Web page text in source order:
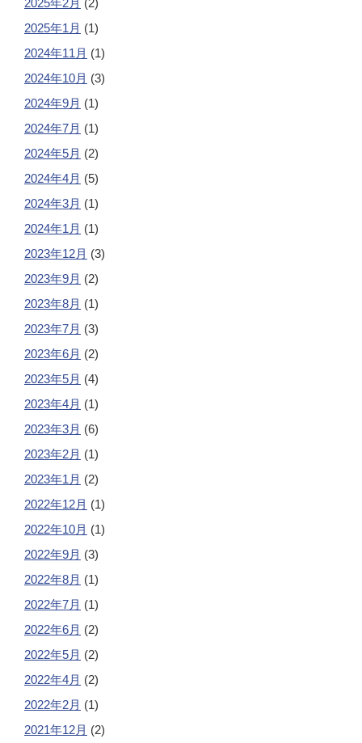
2025年2月 (2)
2025年1月 (1)
2024年11月 (1)
2024年10月 (3)
2024年9月 (1)
2024年7月 (1)
2024年5月 (2)
2024年4月 (5)
2024年3月 (1)
2024年1月 (1)
2023年12月 (3)
2023年9月 (2)
2023年8月 (1)
2023年7月 (3)
2023年6月 (2)
2023年5月 (4)
2023年4月 (1)
2023年3月 (6)
2023年2月 (1)
2023年1月 (2)
2022年12月 (1)
2022年10月 (1)
2022年9月 (3)
2022年8月 (1)
2022年7月 (1)
2022年6月 (2)
2022年5月 (2)
2022年4月 (2)
2022年2月 (1)
2021年12月 (2)